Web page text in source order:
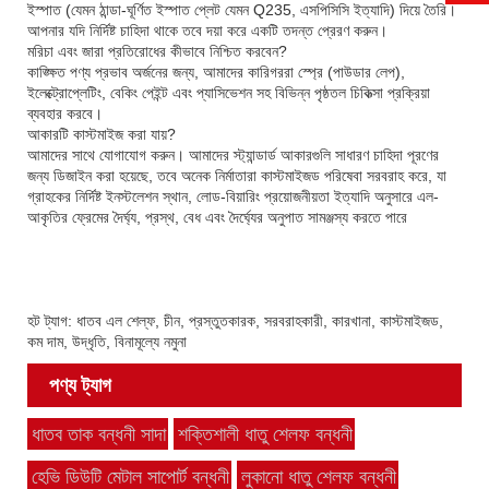
ইস্পাত (যেমন ঠান্ডা-ঘূর্ণিত ইস্পাত প্লেট যেমন Q235, এসপিসিসি ইত্যাদি) দিয়ে তৈরি।
আপনার যদি নির্দিষ্ট চাহিদা থাকে তবে দয়া করে একটি তদন্ত প্রেরণ করুন।
মরিচা এবং জারা প্রতিরোধের কীভাবে নিশ্চিত করবেন?
কাঙ্ক্ষিত পণ্য প্রভাব অর্জনের জন্য, আমাদের কারিগররা স্প্রে (পাউডার লেপ),
ইলেক্ট্রোপ্লেটিং, বেকিং পেইন্ট এবং প্যাসিভেশন সহ বিভিন্ন পৃষ্ঠতল চিকিত্সা প্রক্রিয়া
ব্যবহার করবে।
আকারটি কাস্টমাইজ করা যায়?
আমাদের সাথে যোগাযোগ করুন। আমাদের স্ট্যান্ডার্ড আকারগুলি সাধারণ চাহিদা পূরণের
জন্য ডিজাইন করা হয়েছে, তবে অনেক নির্মাতারা কাস্টমাইজড পরিষেবা সরবরাহ করে, যা
গ্রাহকের নির্দিষ্ট ইনস্টলেশন স্থান, লোড-বিয়ারিং প্রয়োজনীয়তা ইত্যাদি অনুসারে এল-
আকৃতির ফ্রেমের দৈর্ঘ্য, প্রস্থ, বেধ এবং দৈর্ঘ্যের অনুপাত সামঞ্জস্য করতে পারে
হট ট্যাগ: ধাতব এল শেল্ফ, চীন, প্রস্তুতকারক, সরবরাহকারী, কারখানা, কাস্টমাইজড,
কম দাম, উদ্ধৃতি, বিনামূল্যে নমুনা
পণ্য ট্যাগ
ধাতব তাক বন্ধনী সাদা শক্তিশালী ধাতু শেলফ বন্ধনী
হেভি ডিউটি ​​মেটাল সাপোর্ট বন্ধনী লুকানো ধাতু শেলফ বন্ধনী